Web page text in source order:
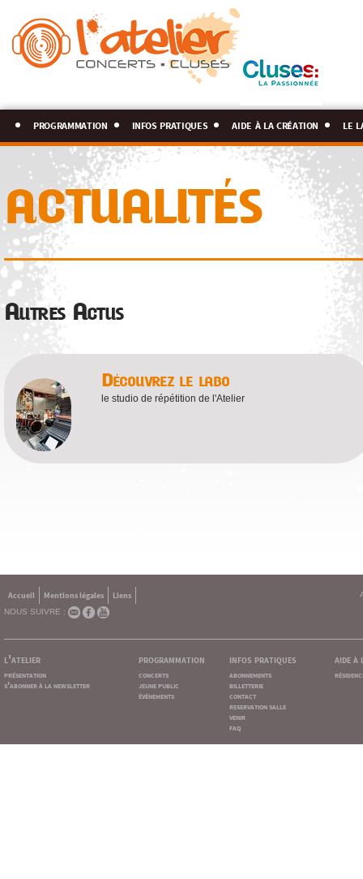
programmation infos pratiques aide à la création le
ACTUALITÉS
Autres Actus
Découvrez le labo
le studio de répétition de l'Atelier
Accueil Mentions légales
Liens
NOUS SUIVRE :
l'atelier
présentation
s'abonner à la newsletter
programmation
concerts
jeune public
événements
infos pratiques
abonnements
billetterie
contact
reservation salle
venir
faq
aide